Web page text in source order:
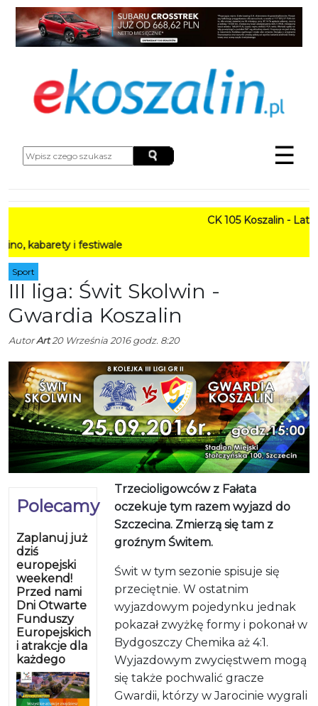
☰
CK 105 Koszalin - Lato w
i festiwale
Sport
III liga: Świt Skolwin -
Gwardia Koszalin
AutorArt20 Września 2016 godz. 8:20
Polecamy
Zaplanuj już
dziś
europejski
weekend!
Przed nami
Dni Otwarte
Funduszy
Europejskich
i atrakcje dla
każdego
Trzecioligowców z Fałata
oczekuje tym razem wyjazd do
Szczecina. Zmierzą się tam z
groźnym Świtem.
Świt w tym sezonie spisuje się
przeciętnie. W ostatnim
wyjazdowym pojedynku jednak
pokazał zwyżkę formy i pokonał w
Bydgoszczy Chemika aż 4:1.
Wyjazdowym zwycięstwem mogą
się także pochwalić gracze
Gwardii, którzy w Jarocinie wygrali